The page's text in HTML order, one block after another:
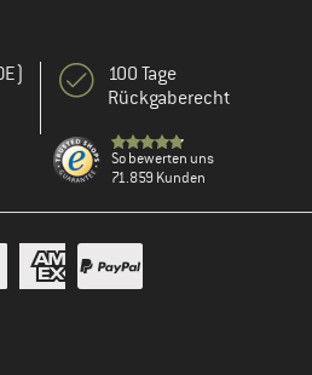
100 Tage
Rückgaberecht
So bewerten uns
71.859 Kunden